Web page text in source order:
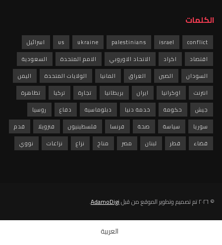
الكلمات
conflict
israel
palestinians
ukraine
us
اسرائيل
اقتصاد
اكراد الاتحاد الاوروبي الامم المتحدة
السعودية
السودان
الصين العراق المانيا الولايات المتحدة
اليمن
انترنت
اوكرانيا ايران بريطانيا تجارة تركيا
تظاهرة
جيش
حكومة خدمة دنيا دبلوماسية دفاع
روسيا
سوريا
سياسة صحة فرنسا فلسطينيون فنزويلا
قدم
قضاء
قطر لبنان مصر مناخ نزاع نزاعات نووي
© ٢٠٢٦ تم تصميم وتطوير الموقع من قبل AdamoDigi
.
العربية